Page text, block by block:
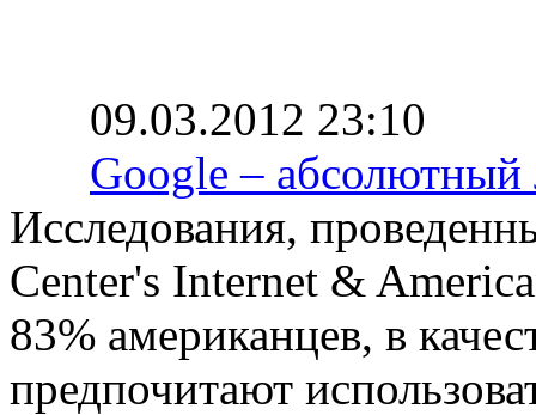
09.03.2012 23:10
Google – абсолютный
Исследования,
Center's Internet &
83% американцев, в
предпочитают